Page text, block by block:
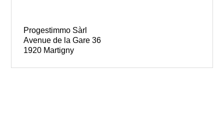
Progestimmo Sàrl
Avenue de la Gare 36
1920 Martigny